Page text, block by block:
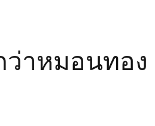
ว่าหมอนทอง